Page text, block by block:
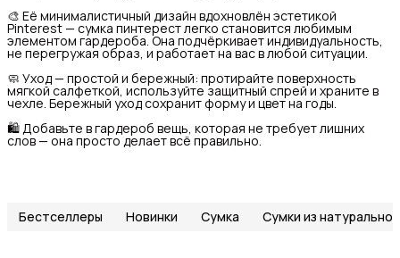
🎨 Её минималистичный дизайн вдохновлён эстетикой
Pinterest — сумка пинтерест легко становится любимым
элементом гардероба. Она подчёркивает индивидуальность,
не перегружая образ, и работает на вас в любой ситуации.
🧼 Уход — простой и бережный: протирайте поверхность
мягкой салфеткой, используйте защитный спрей и храните в
чехле. Бережный уход сохранит форму и цвет на годы.
🛍 Добавьте в гардероб вещь, которая не требует лишних
слов — она просто делает всё правильно.
Бестселлеры Новинки Сумка Сумки из